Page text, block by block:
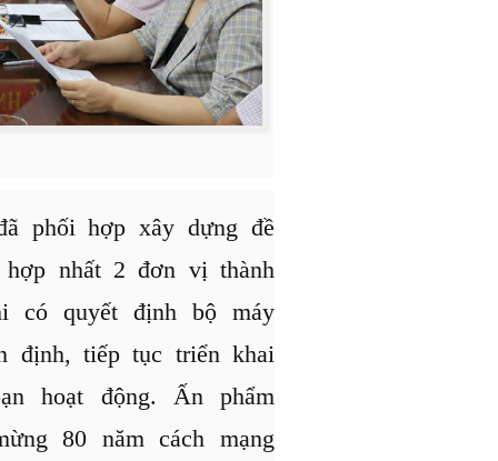
phối hợp xây dựng đề
nhất 2 đơn vị thành
có quyết định bộ máy
định, tiếp tục triển khai
hoạt động. Ấn phẩm
80 năm cách mạng